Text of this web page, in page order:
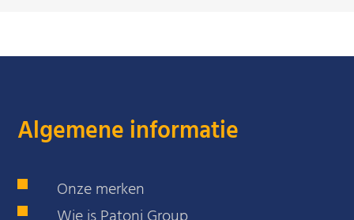
Algemene informatie
Onze merken